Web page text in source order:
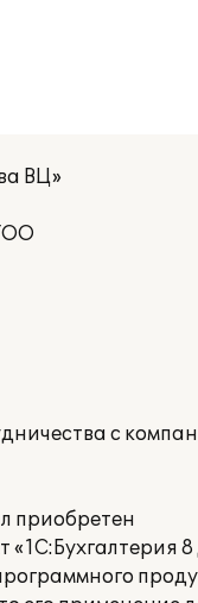
ВЦ»
с
приобретен
8